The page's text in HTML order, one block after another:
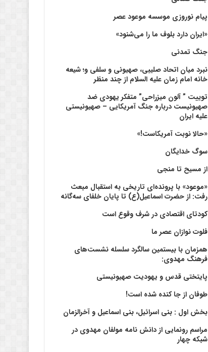
پیام نوروزی موسسه موعود عصر
«ایران دارد بلوف ما را می‌شنود»
جنگ تمدنی
نبرد میان اتحاد صلیبی، صهیونی و سلفی و؛ شیعه
خانه امام زمان علیه السلام از چند منظر
توییت ” آلون میزراحی” متفکر یهودی ضد
صهیونیست درباره جنگ آمریکایی – صهیونیستی
علیه ایران
«حالا نوبت آمریکاست!»
سوگ خدایگان
از مسیح تا منجی
«موعود» با پرونده‌ای تاریخی به استقبال مبعث
رفت: از حضرت اسماعیل(ع) تا پایان خلفای سه‌گانه
کودتای اقتصادی در شرف وقوع است
فلوت نوازان عصر ما
همزمان با بیستمین سالگرد سلسله نشست‌های
فرهنگ مهدوی:‌
پایتختی قدس و یهودیت صهیونیستی
طوفان از جا کنده شده است!
بخش اول : بنی اسرائیل، بنی اسماعیل و آخرالزمان
مراسم رونمایی از دانش نامه مولفان مهدوی در
شبکه چهار